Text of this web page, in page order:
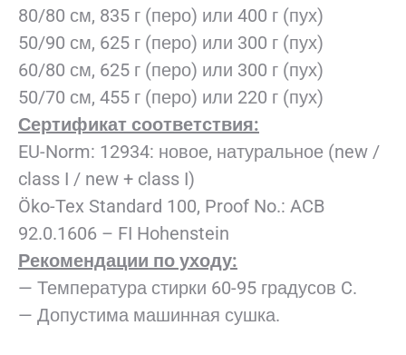
80/80 см, 835 г (перо) или 400 г (пух)
50/90 см, 625 г (перо) или 300 г (пух)
60/80 см, 625 г (перо) или 300 г (пух)
50/70 см, 455 г (перо) или 220 г (пух)
Сертификат соответствия:
EU-Norm: 12934: новое, натуральное (new /
class I / new + class I)
Öko-Tex Standard 100, Proof No.: ACB
92.0.1606 – FI Hohenstein
Рекомендации по уходу:
— Температура стирки 60-95 градусов C.
— Допустима машинная сушка.